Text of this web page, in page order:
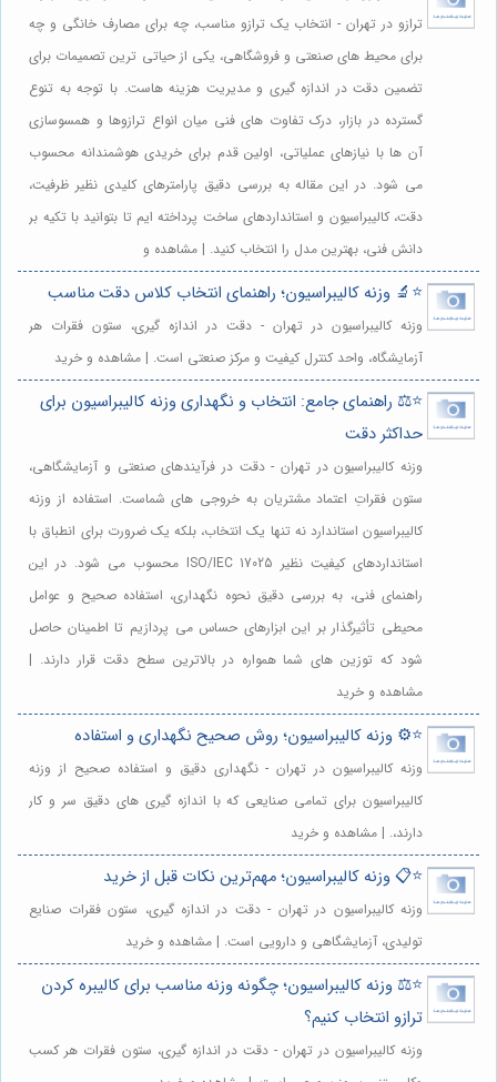
ترازو در تهران - انتخاب یک ترازو مناسب، چه برای مصارف خانگی و چه
برای محیط های صنعتی و فروشگاهی، یکی از حیاتی ترین تصمیمات برای
تضمین دقت در اندازه گیری و مدیریت هزینه هاست. با توجه به تنوع
گسترده در بازار، درک تفاوت های فنی میان انواع ترازوها و همسوسازی
آن ها با نیازهای عملیاتی، اولین قدم برای خریدی هوشمندانه محسوب
می شود. در این مقاله به بررسی دقیق پارامترهای کلیدی نظیر ظرفیت،
دقت، کالیبراسیون و استانداردهای ساخت پرداخته ایم تا بتوانید با تکیه بر
دانش فنی، بهترین مدل را انتخاب کنید. | مشاهده و
⭐️🔬 وزنه کالیبراسیون؛ راهنمای انتخاب کلاس دقت مناسب
وزنه کالیبراسیون در تهران - دقت در اندازه گیری، ستون فقرات هر
آزمایشگاه، واحد کنترل کیفیت و مرکز صنعتی است. | مشاهده و خرید
⭐️⚖️ راهنمای جامع: انتخاب و نگهداری وزنه کالیبراسیون برای
حداکثر دقت
وزنه کالیبراسیون در تهران - دقت در فرآیندهای صنعتی و آزمایشگاهی،
ستون فقراتِ اعتماد مشتریان به خروجی های شماست. استفاده از وزنه
کالیبراسیون استاندارد نه تنها یک انتخاب، بلکه یک ضرورت برای انطباق با
استانداردهای کیفیت نظیر ISO/IEC 17025 محسوب می شود. در این
راهنمای فنی، به بررسی دقیق نحوه نگهداری، استفاده صحیح و عوامل
محیطی تأثیرگذار بر این ابزارهای حساس می پردازیم تا اطمینان حاصل
شود که توزین های شما همواره در بالاترین سطح دقت قرار دارند. |
مشاهده و خرید
⭐️⚙️ وزنه کالیبراسیون؛ روش صحیح نگهداری و استفاده
وزنه کالیبراسیون در تهران - نگهداری دقیق و استفاده صحیح از وزنه
کالیبراسیون برای تمامی صنایعی که با اندازه گیری های دقیق سر و کار
دارند،. | مشاهده و خرید
⭐️📋 وزنه کالیبراسیون؛ مهم‌ترین نکات قبل از خرید
وزنه کالیبراسیون در تهران - دقت در اندازه گیری، ستون فقرات صنایع
تولیدی، آزمایشگاهی و دارویی است. | مشاهده و خرید
⭐️⚖️ وزنه کالیبراسیون؛ چگونه وزنه مناسب برای کالیبره کردن
ترازو انتخاب کنیم؟
وزنه کالیبراسیون در تهران - دقت در اندازه گیری، ستون فقرات هر کسب